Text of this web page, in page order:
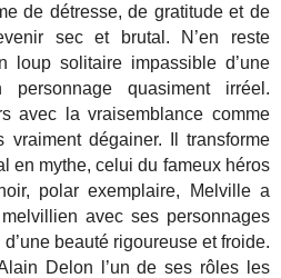
de détresse, de gratitude et de
sec et brutal. N’en reste
loup solitaire impassible d’une
personnage quasiment irréel.
avec la vraisemblance comme
vraiment dégainer. Il transforme
en mythe, celui du fameux héros
polar exemplaire, Melville a
avec ses personnages
beauté rigoureuse et froide.
Delon l’un de ses rôles les